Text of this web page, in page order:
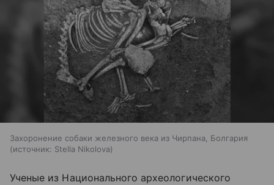
Захоронение собаки железного века из Чирпана, Болгария
источник: Stella Nikolova
Ученые из Национального археологического